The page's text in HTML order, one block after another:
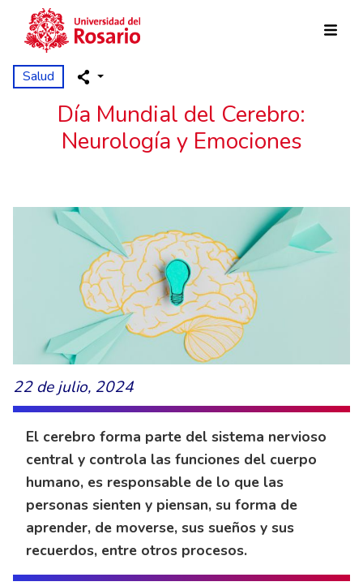
Pasar al contenido principal
Salud
Día Mundial del Cerebro:
Neurología y Emociones
22 de julio, 2024
El cerebro forma parte del sistema nervioso
central y controla las funciones del cuerpo
humano, es responsable de lo que las
personas sienten y piensan, su forma de
aprender, de moverse, sus sueños y sus
recuerdos, entre otros procesos.